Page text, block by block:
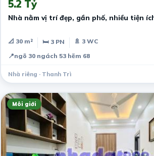
5.2 Tỷ
Nhà nằm vị trí đẹp, gần phố, nhiều tiện
📐 30 m² 🛏 3 PN
🚿 3 WC
📍ngõ 30 ngách 53 hẽm 68
Nhà riêng · Thanh Trì
Môi giới